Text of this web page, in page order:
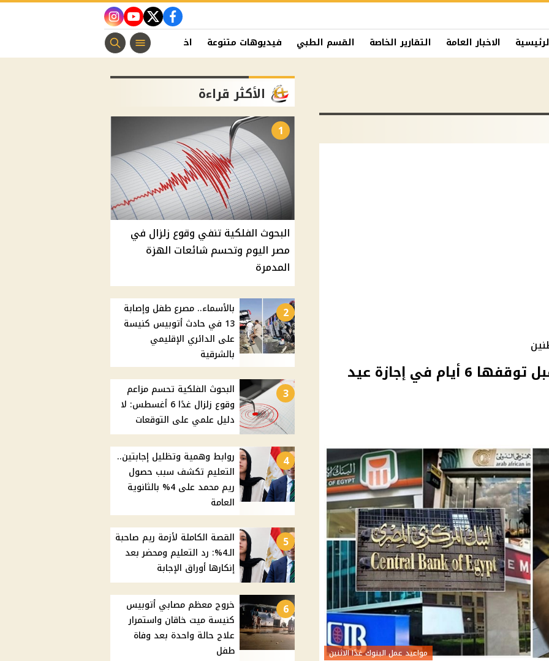
facebook
twitter
youtube
instagram
الاخبار العامة التقارير الخاصة القسم الطبي فيديوهات متنوعة اخبار الفن منوعات مسيحية
مواعيد عمل البنوك غدًا قبل توقفها 6 أيام في إجازة عيد
مواعيد عمل البنوك غدًا الاثنين
الأكثر قراءة
1
البحوث الفلكية تنفي وقوع زلزال في
مصر اليوم وتحسم شائعات الهزة
المدمرة
2
بالأسماء.. مصرع طفل وإصابة
13 في حادث أتوبيس كنيسة
على الدائري الإقليمي
بالشرقية
3
البحوث الفلكية تحسم مزاعم
وقوع زلزال غدًا 6 أغسطس: لا
دليل علمي على التوقعات
4
روابط وهمية وتظليل إجابتين..
التعليم تكشف سبب حصول
ريم محمد على 4% بالثانوية
العامة
5
القصة الكاملة لأزمة ريم صاحبة
الـ4%: رد التعليم ومحضر بعد
إنكارها أوراق الإجابة
6
خروج معظم مصابي أتوبيس
كنيسة ميت خاقان واستمرار
علاج حالة واحدة بعد وفاة
طفل